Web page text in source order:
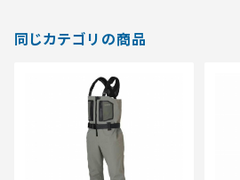
同じカテゴリの商品